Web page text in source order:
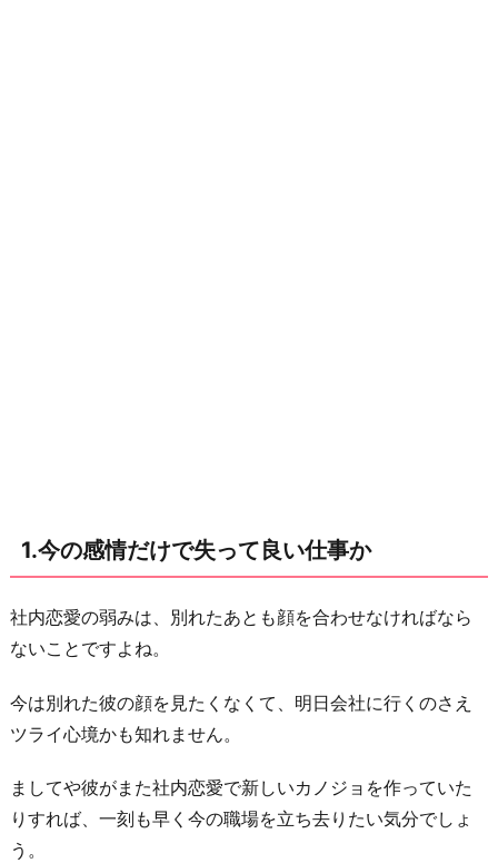
職
し
な
く
も
異
の
可
1.今の感情だけで失って良い仕事か
社内恋愛の弱みは、別れたあとも顔を合わせなければなら
ないことですよね。
今は別れた彼の顔を見たくなくて、明日会社に行くのさえ
ツライ心境かも知れません。
ましてや彼がまた社内恋愛で新しいカノジョを作っていた
りすれば、一刻も早く今の職場を立ち去りたい気分でしょ
う。